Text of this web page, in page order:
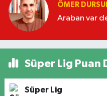
ÖMER
Araban var
Süper Lig Puan
Süper Lig